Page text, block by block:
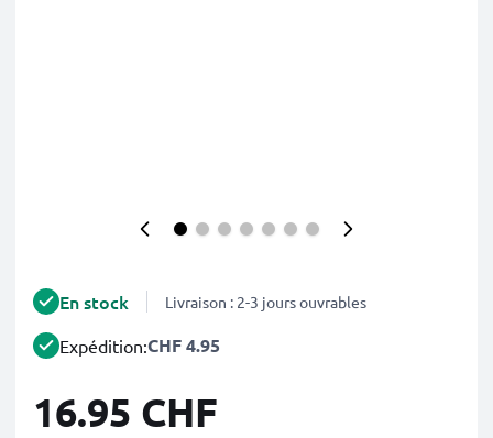
En stock Livraison : 2-3 jours ouvrables
Expédition:CHF 4.95
16.95 CHF